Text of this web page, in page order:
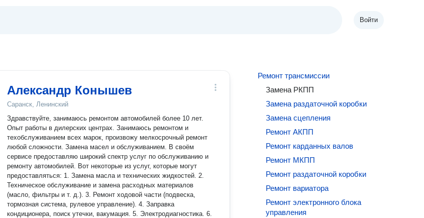
Войти
Александр Конышев
Саранск, Ленинский
Здравствуйте, занимаюсь ремонтом автомобилей более 10 лет.
Опыт работы в дилерских центрах. Занимаюсь ремонтом и
техобслуживанием всех марок, произвожу мелкосрочный ремонт
любой сложности. Замена масел и обслуживанием. В своём
сервисе предоставляю широкий спектр услуг по обслуживанию и
ремонту автомобилей. Вот некоторые из услуг, которые могут
предоставляться: 1. Замена масла и технических жидкостей. 2.
Техническое обслуживание и замена расходных материалов
(масло, фильтры и т. д.). 3. Ремонт ходовой части (подвеска,
тормозная система, рулевое управление). 4. Заправка
кондиционера, поиск утечки, вакумация. 5. Электродиагностика. 6.
Ремонт трансмиссии
Замена РКПП
Замена раздаточной коробки
Замена сцепления
Ремонт АКПП
Ремонт карданных валов
Ремонт МКПП
Ремонт раздаточной коробки
Ремонт вариатора
Ремонт электронного блока
управления